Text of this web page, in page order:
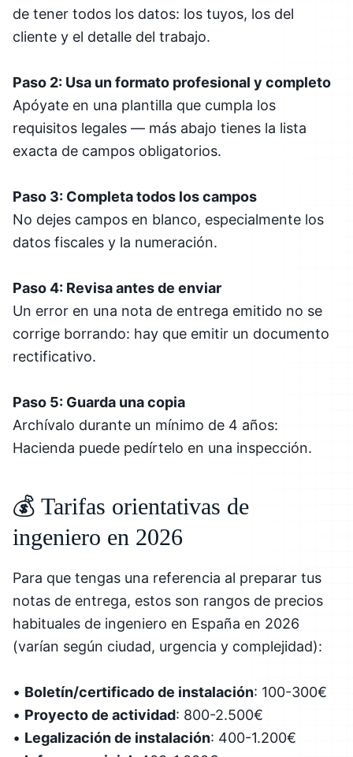
de tener todos los datos: los tuyos, los del
cliente y el detalle del trabajo.
Paso 2: Usa un formato profesional y completo
Apóyate en una plantilla que cumpla los
requisitos legales — más abajo tienes la lista
exacta de campos obligatorios.
Paso 3: Completa todos los campos
No dejes campos en blanco, especialmente los
datos fiscales y la numeración.
Paso 4: Revisa antes de enviar
Un error en una nota de entrega emitido no se
corrige borrando: hay que emitir un documento
rectificativo.
Paso 5: Guarda una copia
Archívalo durante un mínimo de 4 años:
Hacienda puede pedírtelo en una inspección.
💰 Tarifas orientativas de
ingeniero en 2026
Para que tengas una referencia al preparar tus
notas de entrega, estos son rangos de precios
habituales de ingeniero en España en 2026
(varían según ciudad, urgencia y complejidad):
• Boletín/certificado de instalación: 100-300€
• Proyecto de actividad: 800-2.500€
• Legalización de instalación: 400-1.200€